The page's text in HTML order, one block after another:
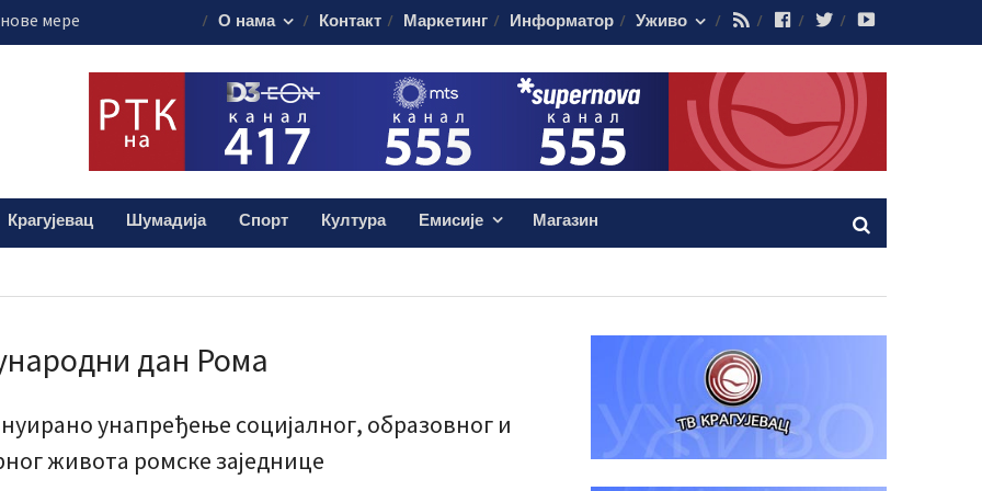
мере
одељење
прегледи у
и мушкарац (38)
– снимак
О нама Контакт Маркетинг Информатор Уживо RSS FacebookTwitter
Крагујевац Шумадија Спорт Култура Емисије Магазин
дан Рома
унапређење социјалног, образовног и
живота ромске заједнице